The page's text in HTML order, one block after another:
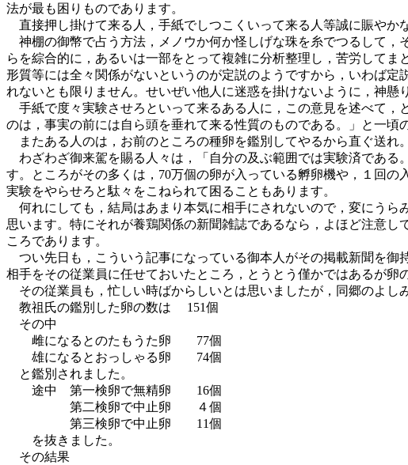
法が最も困りものであります。
直接押し掛けて来る人，手紙でしつこくいって来る人等誠に賑やか
神棚の御幣で占う方法，メノウか何か怪しげな珠を糸でつるして，
らを綜合的に，あるいは一部をとって複雑に分析整理し，苦労して
形質等には全々関係がないというのが定説のようですから，いわば
れないとも限りません。せいぜい他人に迷惑を掛けないように，神懸
手紙で度々実験させろといって来るある人に，この意見を述べて，
のは，事実の前には自ら頭を垂れて来る性質のものである。」と一頃
またある人のは，お前のところの種卵を鑑別してやるから直ぐ送れ
わざわざ御来駕を賜る人々は，「自分の及ぶ範囲では実験済である
す。ところがその多くは，70万個の卵が入っている孵卵機や，１回
実験をやらせろと駄々をこねられて困ることもあります。
何れにしても，結局はあまり本気に相手にされないので，変にうら
思います。特にそれが養鶏関係の新聞雑誌であるなら，よほど注意
ころであります。
つい先日も，こういう記事になっている御本人がその掲載新聞を御
相手をその従業員に任せておいたところ，とうとう僅かではあるが
その従業員も，忙しい時ばからしいとは思いましたが，同郷のよし
教祖氏の鑑別した卵の数は 151個
その中
雌になるとのたもうた卵 77個
雄になるとおっしゃる卵 74個
と鑑別されました。
途中 第一検卵で無精卵 16個
第二検卵で中止卵 ４個
第三検卵で中止卵 11個
を抜きました。
その結果